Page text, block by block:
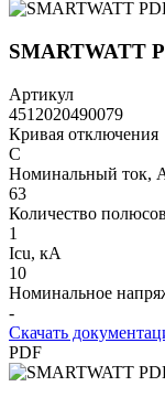
SMARTWATT
Артикул
4512020490079
Кривая отключения
C
Номинальный ток,
63
Количество
1
Icu, кА
10
Номинальное
-
Скачать
PDF